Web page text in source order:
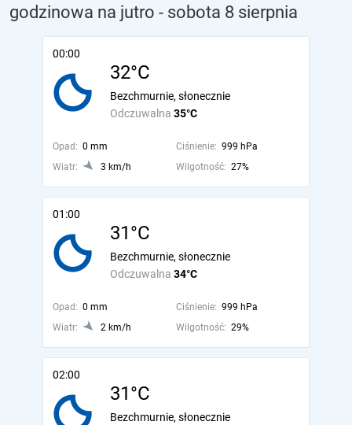
godzinowa na jutro - sobota 8 sierpnia
00:00
32°C
Odczuwalna 35°C
Bezchmurnie, słonecznie
Opad: 0 mm Ciśnienie: 999 hPa
Wiatr:
3 km/h Wilgotność: 27%
01:00
31°C
Odczuwalna 34°C
Bezchmurnie, słonecznie
Opad: 0 mm Ciśnienie: 999 hPa
Wiatr:
2 km/h Wilgotność: 29%
02:00
31°C
Bezchmurnie, słonecznie